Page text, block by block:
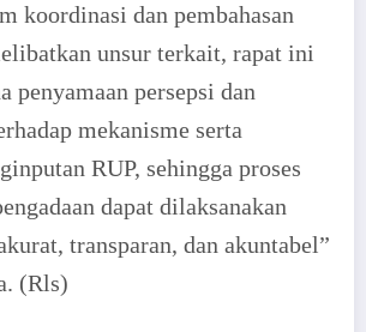
koordinasi dan pembahasan
unsur terkait, rapat ini
penyamaan persepsi dan
mekanisme serta
RUP, sehingga proses
dapat dilaksanakan
transparan, dan akuntabel”
(Rls)